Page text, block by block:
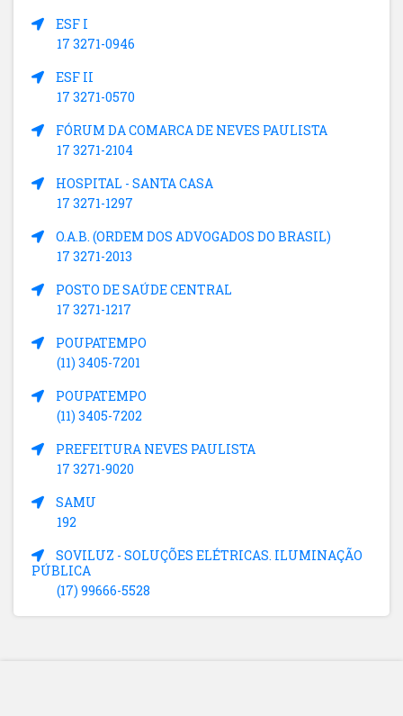
ESF I
17 3271-0946
ESF II
17 3271-0570
FÓRUM DA COMARCA DE NEVES PAULISTA
17 3271-2104
HOSPITAL - SANTA CASA
17 3271-1297
O.A.B. (ORDEM DOS ADVOGADOS DO BRASIL)
17 3271-2013
POSTO DE SAÚDE CENTRAL
17 3271-1217
POUPATEMPO
(11) 3405-7201
POUPATEMPO
(11) 3405-7202
PREFEITURA NEVES PAULISTA
17 3271-9020
SAMU
192
SOVILUZ - SOLUÇÕES ELÉTRICAS. ILUMINAÇÃO
PÚBLICA
(17) 99666-5528